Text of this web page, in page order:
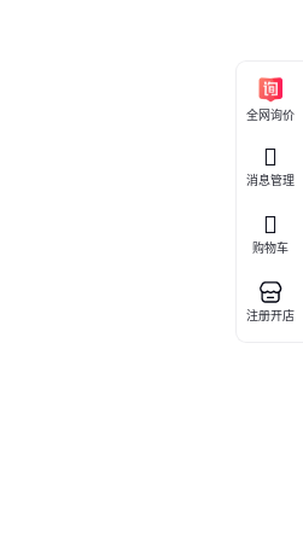
全网询价
消息管理
购物车
注册开店